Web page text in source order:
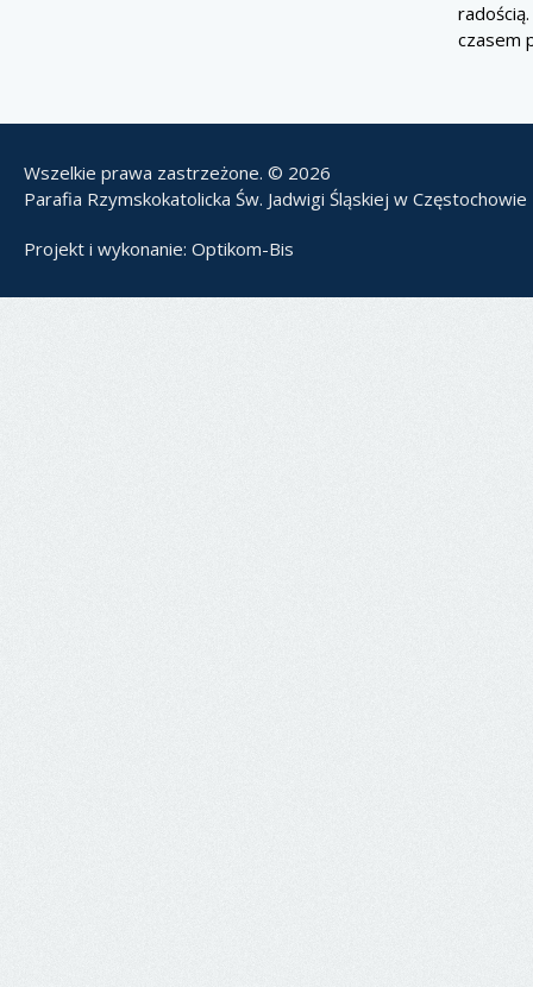
czasem
Wszelkie prawa zastrzeżone. © 2026
Parafia Rzymskokatolicka Św. Jadwigi Śląskiej w Częstochowie
Projekt i wykonanie: Optikom-Bis